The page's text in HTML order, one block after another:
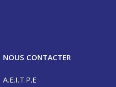
NOUS CONTACTER
A.E.I.T.P.E